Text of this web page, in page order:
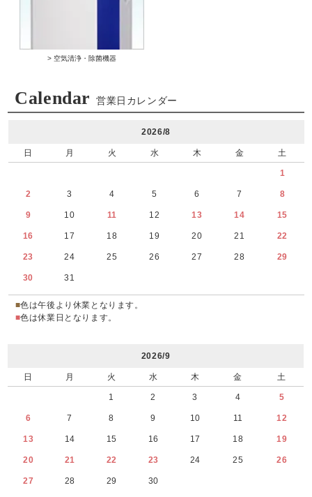
> 空気清浄・除菌機器
Calendar 営業日カレンダー
2026/8
日 月 火 水 木 金 土
1
2 3 4 5 6 7 8
9 10 11 12 13 14 15
16 17 18 19 20 21 22
23 24 25 26 27 28 29
30 31
■色は午後より休業となります。
■色は休業日となります。
2026/9
日 月 火 水 木 金 土
1 2 3 4 5
6 7 8 9 10 11 12
13 14 15 16 17 18 19
20 21 22 23 24 25 26
27 28 29 30